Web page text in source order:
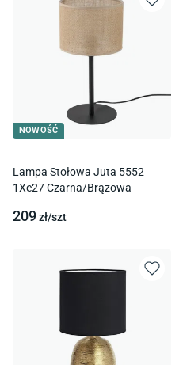
NOWOŚĆ
Lampa Stołowa Juta 5552
1Xe27 Czarna/Brązowa
209zł/szt